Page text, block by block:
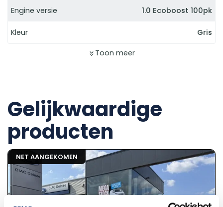
Engine versie 1.0 Ecoboost 100pk
Kleur Gris
Toon meer
Gelijkwaardige
producten
NET AANGEKOMEN